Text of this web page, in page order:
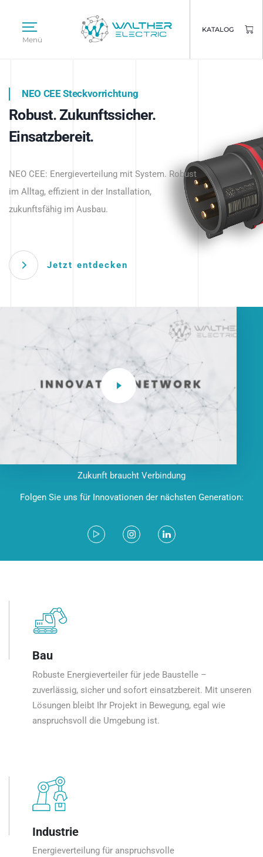
Menü
KATALOG
Intelligente Stromverteilung
beginnt hier.
NEO CEE Steckvorrichtung
Robust. Zukunftssicher.
Einsatzbereit.
NEO CEE: Energieverteilung mit System. Robust
im Alltag, effizient in der Installation,
zukunftsfähig im Ausbau.
Jetzt entdecken
Intelligenz trifft Energie.
Anwendungen – robust, IP-geschützt und
zukunftsfähig.
Zukunft braucht Verbindung
Folgen Sie uns für Innovationen der nächsten Generation:
Bau
Robuste Energieverteiler für jede Baustelle –
zuverlässig, sicher und sofort einsatzbereit. Mit unseren
Lösungen bleibt Ihr Projekt in Bewegung, egal wie
anspruchsvoll die Umgebung ist.
Industrie
Energieverteilung für anspruchsvolle